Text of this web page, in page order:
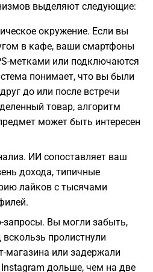
выделяют следующие:
окружение. Если вы
в кафе, ваши смартфоны
метками или подключаются
понимает, что вы были
до или после встречи
товар, алгоритм
может быть интересен
ИИ сопоставляет ваш
дохода, типичные
лайков с тысячами
запросы. Вы могли забыть,
пролистнули
магазина или задержали
Instagram дольше, чем на две